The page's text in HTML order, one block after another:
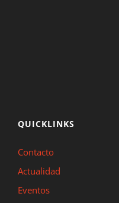
QUICKLINKS
Contacto
Actualidad
Eventos